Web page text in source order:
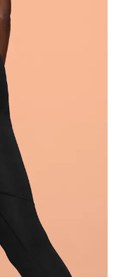
du haut de
cheville.